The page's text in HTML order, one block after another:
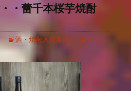
・蕾千本桜芋焼酎
酒・焼酎入荷案内 ee26